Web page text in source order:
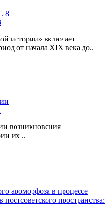
истории» включает
от начала XIX века до..
возникновения
их ..